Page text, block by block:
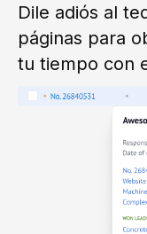
Dile adiós al
páginas para
tu tiempo con